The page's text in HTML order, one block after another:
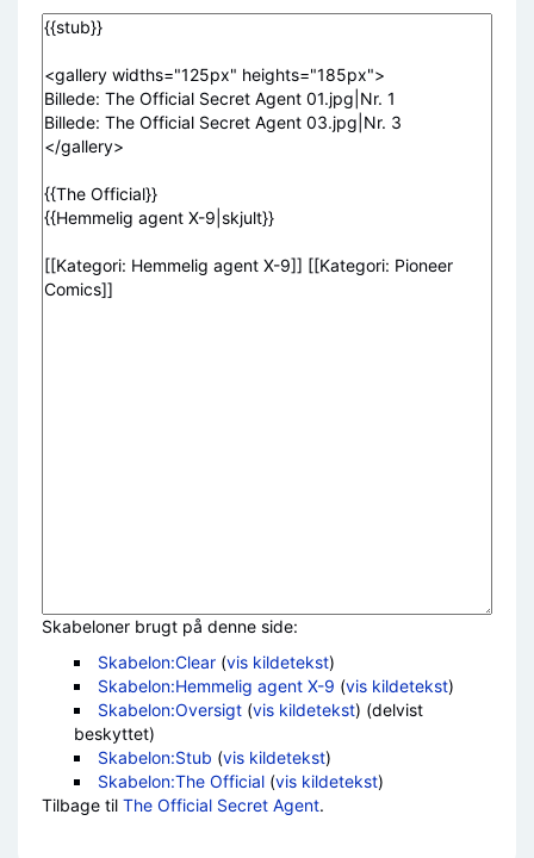
Skabeloner brugt på denne side:
Skabelon:Clear(vis kildetekst)
Skabelon:Hemmelig agent X-9 (vis kildetekst)
Skabelon:Oversigt(vis kildetekst) (delvist
beskyttet)
Skabelon:Stub (vis kildetekst)
Skabelon:The Official(vis kildetekst)
Tilbage til The Official Secret Agent.